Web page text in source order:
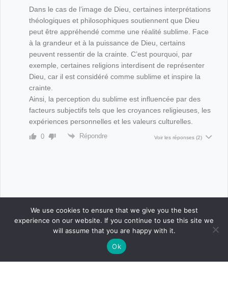
Dans le cas de l’image de Dieu, certaines interprétations
théologiques et philosophiques soutiennent que Dieu
peut être appréhendé comme une réalité sublime. Face
à la grandeur et à la puissance de Dieu, certains
peuvent ressentir de la crainte. C’est pourquoi, par
exemple, certaines religions interdisent de représenter
Dieu, car il est considéré comme sublime et inspire la
crainte.
Ainsi, la perception du sublime est influencée par des
facteurs subjectifs tels que les croyances religieuses, les
expériences personnelles et les valeurs culturelles.
0 Répondre Voir les réponses (2)
CONCOURS
We use cookies to ensure that we give you the best
experience on our website. If you continue to use this site we
will assume that you are happy with it.
Ok